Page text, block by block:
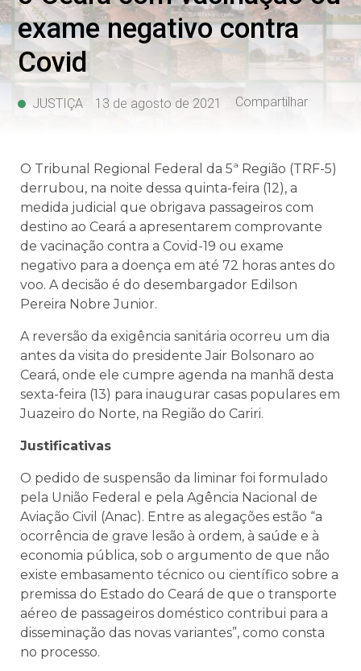
exame negativo contra
Covid
JUSTIÇA 13 de agosto de 2021 Compartilhar
O Tribunal Regional Federal da 5ª Região (TRF-5)
derrubou, na noite dessa quinta-feira (12), a
medida judicial que obrigava passageiros com
destino ao Ceará a apresentarem comprovante
de vacinação contra a Covid-19 ou exame
negativo para a doença em até 72 horas antes do
voo. A decisão é do desembargador Edilson
Pereira Nobre Junior.
A reversão da exigência sanitária ocorreu um dia
antes da visita do presidente Jair Bolsonaro ao
Ceará, onde ele cumpre agenda na manhã desta
sexta-feira (13) para inaugurar casas populares em
Juazeiro do Norte, na Região do Cariri.
Justificativas
O pedido de suspensão da liminar foi formulado
pela União Federal e pela Agência Nacional de
Aviação Civil (Anac). Entre as alegações estão “a
ocorrência de grave lesão à ordem, à saúde e à
economia pública, sob o argumento de que não
existe embasamento técnico ou científico sobre a
premissa do Estado do Ceará de que o transporte
aéreo de passageiros doméstico contribui para a
disseminação das novas variantes”, como consta
no processo.